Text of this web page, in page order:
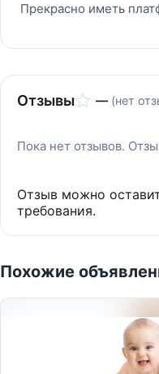
Прекрасно иметь
Отзывы — (нет
Пока нет отзывов.
Отзыв можно
требования.
Похожие